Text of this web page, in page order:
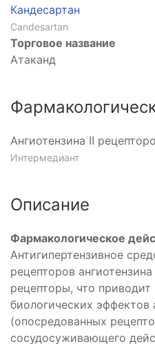
Кандесартан
Candesartan
Торговое название
Атаканд
Ангиотензина II
Интермедиант
Описание
Фармакологическое
Антигипертензивное
рецепторов
рецепторы, что
биологических эффектов
(опосредованных
сосудосуживающего